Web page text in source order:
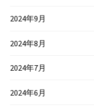
2024年9月
2024年8月
2024年7月
2024年6月